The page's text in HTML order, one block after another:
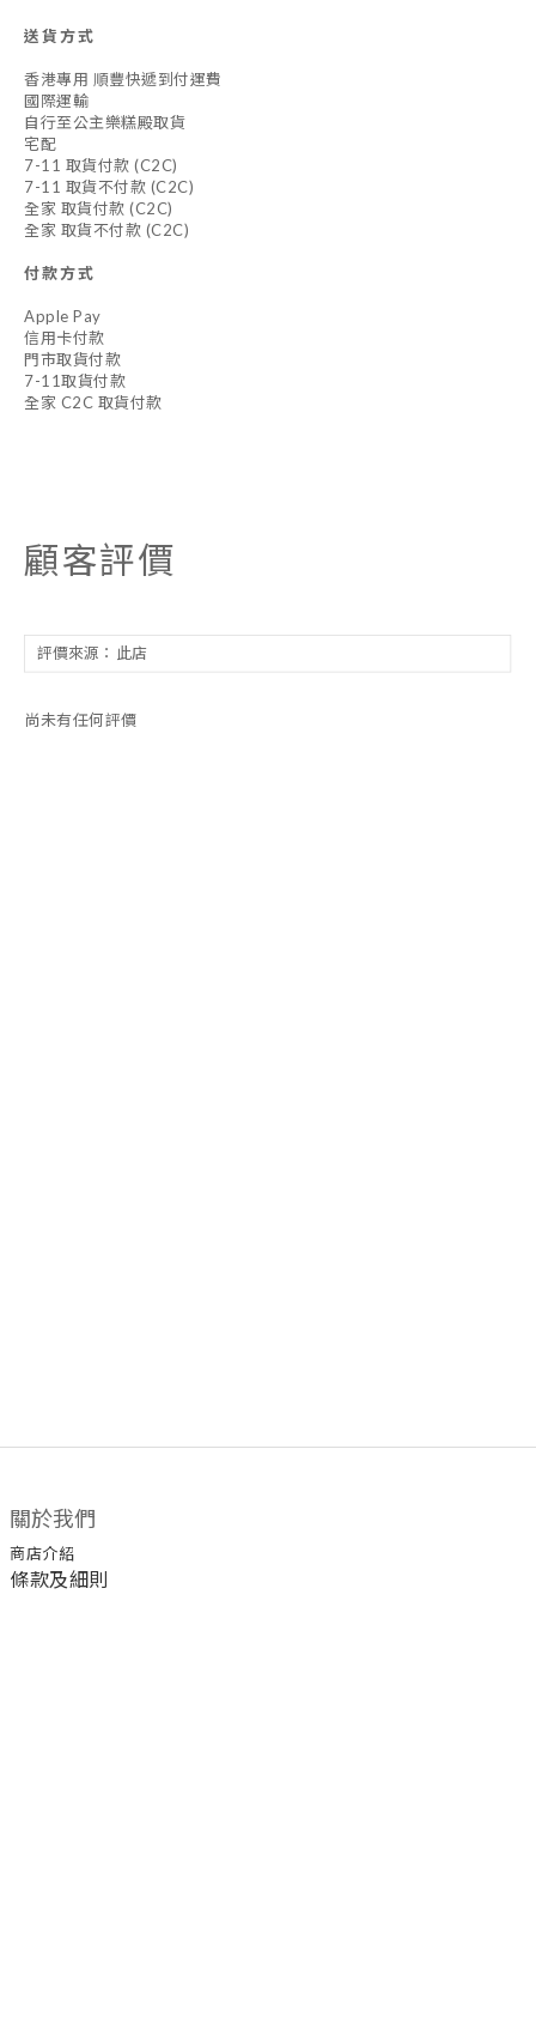
送貨方式
香港專用 順豐快遞到付運費
國際運輸
自行至公主樂糕殿取貨
宅配
7-11 取貨付款 (C2C)
7-11 取貨不付款 (C2C)
全家 取貨付款 (C2C)
全家 取貨不付款 (C2C)
付款方式
Apple Pay
信用卡付款
門市取貨付款
7-11取貨付款
全家 C2C 取貨付款
顧客評價
尚未有任何評價
關於我們
商店介紹
條款及細則